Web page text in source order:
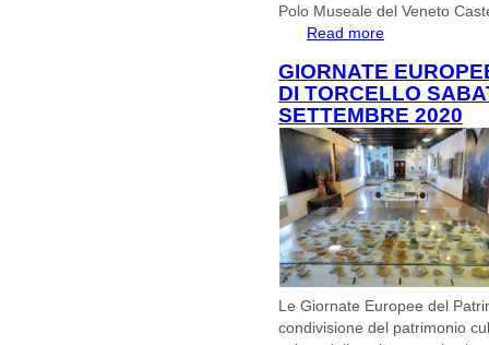
Polo Museale del Veneto
Read more
GIORNATE
DI TORCELLO
SETTEMBRE 2020
Le Giornate Europee del
condivisione del patrimonio